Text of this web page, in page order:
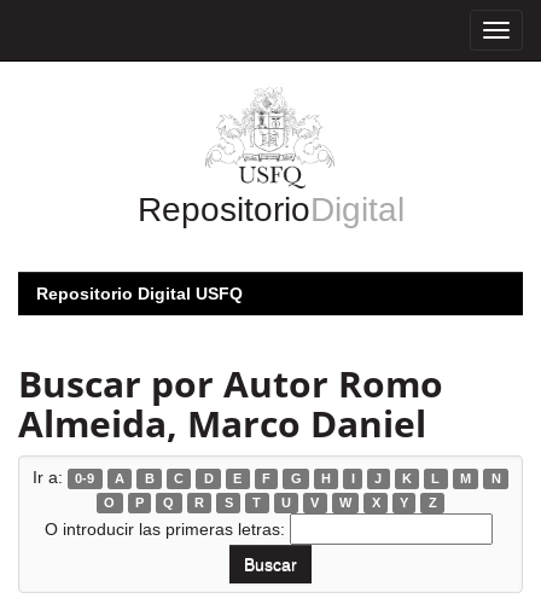
RepositorioDigital
Repositorio Digital USFQ
Buscar por Autor Romo
Almeida, Marco Daniel
Ir a: 0-9 A B C D E F G H I J K L M
N
O
P Q R S T U V W X Y Z
O introducir las primeras letras: